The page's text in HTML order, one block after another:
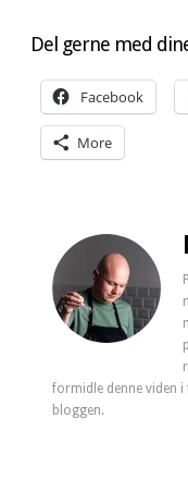
Del gerne med
Facebook
More
formidle denne viden
bloggen.